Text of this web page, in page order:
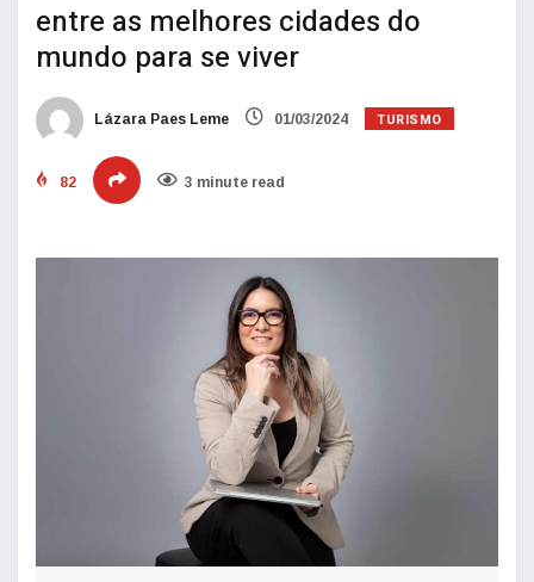
entre as melhores cidades do
mundo para se viver
Lázara Paes Leme 01/03/2024 TURISMO
82 3 minute read